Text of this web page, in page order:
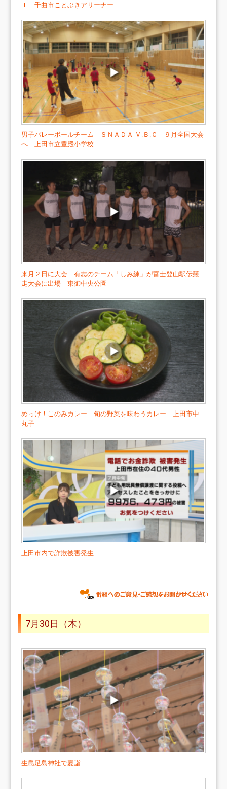
Ｉ 千曲市ことぶきアリーナー
男子バレーボールチーム ＳＮＡＤＡ Ｖ.Ｂ.Ｃ ９月全国大会
へ 上田市立豊殿小学校
来月２日に大会 有志のチーム「しみ練」が富士登山駅伝競
走大会に出場 東御中央公園
めっけ！このみカレー 旬の野菜を味わうカレー 上田市中
丸子
上田市内で詐欺被害発生
7月30日（木）
生島足島神社で夏詣